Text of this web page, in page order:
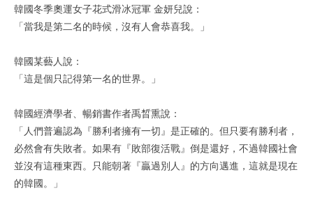
韓國冬季奧運女子花式滑冰冠軍 金妍兒說：
「當我是第二名的時候，沒有人會恭喜我。」
韓國某藝人說：
「這是個只記得第一名的世界。」
韓國經濟學者、暢銷書作者禹晳熏說：
「人們普遍認為『勝利者擁有一切』是正確的。但只要有勝利者，
必然會有失敗者。如果有『敗部復活戰』倒是還好，不過韓國社會
並沒有這種東西。只能朝著『贏過別人』的方向邁進，這就是現在
的韓國。」